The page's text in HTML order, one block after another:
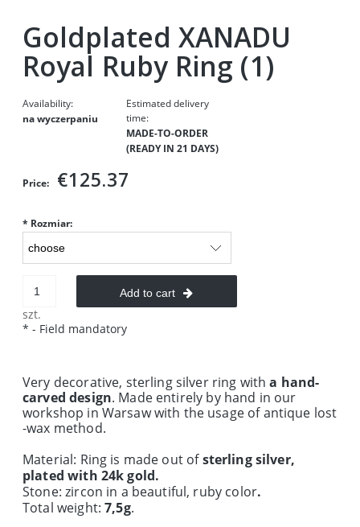
Goldplated XANADU
Royal Ruby Ring (1)
Availability:
na wyczerpaniu
Estimated delivery
time:
MADE-TO-ORDER
(READY IN 21 DAYS)
Price: €125.37
* Rozmiar:
szt.
Add to cart
* - Field mandatory
Very decorative, sterling silver ring witha hand-
carved design. Made entirely by hand in our
workshop in Warsaw with the usage of antique lost
-wax method.
Material: Ring is made out ofsterling silver,
plated with 24k gold.
Stone: zircon in a beautiful, ruby color.
Total weight:7,5g.